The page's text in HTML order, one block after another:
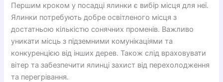
Першим кроком у посадці ялинки є вибір місця для неї.
Ялинки потребують добре освітленого місця з
достатньою кількістю сонячних променів. Важливо
уникати місць з підземними комунікаціями та
конкуренцією від інших дерев. Також слід враховувати
вітер та забезпечити ялинці захист від перехолодження
та перегрівання.